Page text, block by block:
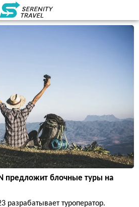
предложит блочные туры на
разрабатывает туроператор.